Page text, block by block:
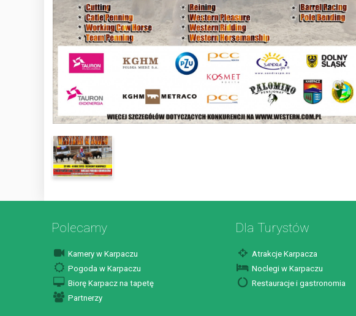
Polecamy
Kamery w Karpaczu
Pogoda w Karpaczu
Biorę Karpacz na tapetę
Partnerzy
Dla Turystów
Atrakcje Karpacza
Noclegi w Karpaczu
Restauracje i gastronomia